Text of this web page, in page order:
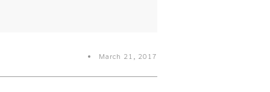
March 21, 2017